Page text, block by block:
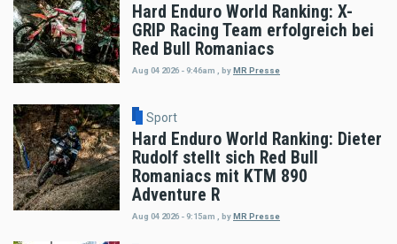
Hard Enduro World Ranking: X-
GRIP Racing Team erfolgreich bei
Red Bull Romaniacs
Aug 04 2026 - 9:46am , byMR Presse
Sport
Hard Enduro World Ranking: Dieter
Rudolf stellt sich Red Bull
Romaniacs mit KTM 890
Adventure R
Aug 04 2026 - 9:15am byMR Presse